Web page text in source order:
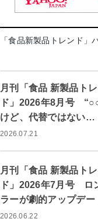
「食品新製品トレンド」
月刊「食品 新製品ト
ド」2026年8月号
けど、代替ではない…
2026.07.21
月刊「食品 新製品ト
ド」2026年7月号 ロ
ラーが劇的アップデ
2026.06.22